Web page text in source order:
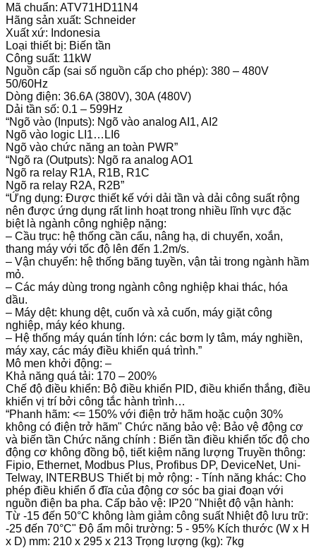
Mã chuẩn: ATV71HD11N4
Hãng sản xuất: Schneider
Xuất xứ: Indonesia
Loại thiết bị: Biến tần
Công suất: 11kW
Nguồn cấp (sai số nguồn cấp cho phép): 380 – 480V
50/60Hz
Dòng điện: 36.6A (380V), 30A (480V)
Dải tần số: 0.1 – 599Hz
“Ngõ vào (Inputs): Ngõ vào analog AI1, AI2
Ngõ vào logic LI1…LI6
Ngõ vào chức năng an toàn PWR”
“Ngõ ra (Outputs): Ngõ ra analog AO1
Ngõ ra relay R1A, R1B, R1C
Ngõ ra relay R2A, R2B”
“Ứng dụng: Được thiết kế với dải tần và dải công suất rộng
nên được ứng dụng rất linh hoạt trong nhiều lĩnh vực đặc
biệt là ngành công nghiệp nặng:
– Cầu trục: hệ thống cần cẩu, nâng hạ, di chuyển, xoắn,
thang máy với tốc độ lên đến 1.2m/s.
– Vận chuyển: hệ thống băng tuyền, vận tải trong ngành hầm
mỏ.
– Các máy dùng trong ngành công nghiệp khai thác, hóa
dầu.
– Máy dệt: khung dệt, cuốn và xả cuốn, máy giặt công
nghiệp, máy kéo khung.
– Hệ thống máy quán tính lớn: các bơm ly tâm, máy nghiền,
máy xay, các máy điều khiển quá trình.”
Mô men khởi động: –
Khả năng quá tải: 170 – 200%
Chế độ điều khiển: Bộ điều khiển PID, điều khiển thắng, điều
khiển vị trí bởi công tắc hành trình…
“Phanh hãm: <= 150% với điện trở hãm hoặc cuộn 30%
không có điện trở hãm" Chức năng bảo vệ: Bảo vệ động cơ
và biến tần Chức năng chính : Biến tần điều khiển tốc độ cho
động cơ không đồng bộ, tiết kiệm năng lượng Truyền thông:
Fipio, Ethernet, Modbus Plus, Profibus DP, DeviceNet, Uni-
Telway, INTERBUS Thiết bị mở rộng: - Tính năng khác: Cho
phép điều khiển ổ đĩa của động cơ sóc ba giai đoạn với
nguồn điện ba pha. Cấp bảo vệ: IP20 "Nhiệt độ vận hành:
Từ -15 đến 50°C không làm giảm công suất Nhiệt độ lưu trữ:
-25 đến 70°C" Độ ẩm môi trường: 5 - 95% Kích thước (W x H
x D) mm: 210 x 295 x 213 Trọng lượng (kg): 7kg